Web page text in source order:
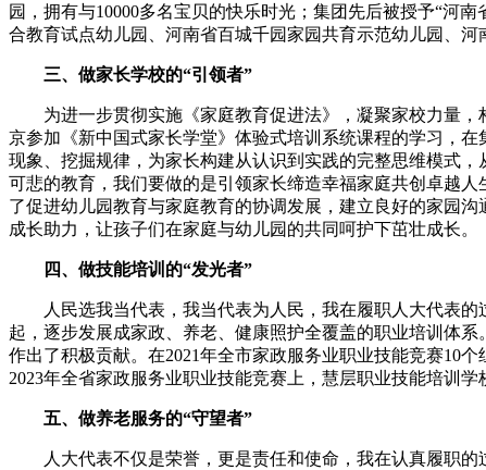
园，拥有与10000多名宝贝的快乐时光；集团先后被授予“河
合教育试点幼儿园、河南省百城千园家园共育示范幼儿园、河
三、做家长学校的“引领者”
为进一步贯彻实施《家庭教育促进法》，凝聚家校力量，
京参加《新中国式家长学堂》体验式培训系统课程的学习，
现象、挖掘规律，为家长构建从认识到实践的完整思维模式
可悲的教育，我们要做的是引领家长缔造幸福家庭共创卓越
了促进幼儿园教育与家庭教育的协调发展，建立良好的家园
成长助力，让孩子们在家庭与幼儿园的共同呵护下茁壮成长。
四、做技能培训的“发光者”
人民选我当代表，我当代表为人民，我在履职人大代表的
起，逐步发展成家政、养老、健康照护全覆盖的职业培训体
作出了积极贡献。在2021年全市家政服务业职业技能竞赛10
2023年全省家政服务业职业技能竞赛上，慧层职业技能培训
五、做养老服务的“守望者”
人大代表不仅是荣誉，更是责任和使命，我在认真履职的